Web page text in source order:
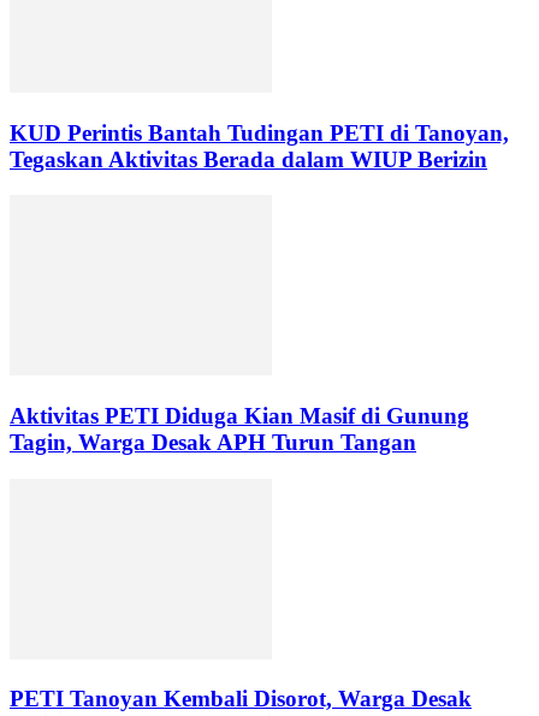
KUD Perintis Bantah Tudingan PETI di Tanoyan,
Tegaskan Aktivitas Berada dalam WIUP Berizin
Aktivitas PETI Diduga Kian Masif di Gunung
Tagin, Warga Desak APH Turun Tangan
PETI Tanoyan Kembali Disorot, Warga Desak